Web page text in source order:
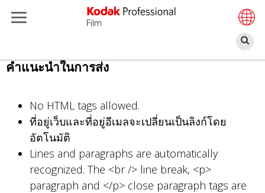
ข้าม
เนื้อหา
หลัก
Film
ค้
คำแนะนำในการส่ง
No HTML tags allowed.
ที่อยู่เว็บและที่อยู่อีเมลจะเปลี่ยนเป็นลิงก์โดย
อัตโนมัติ
Lines and paragraphs are automatically
recognized. The <br /> line break, <p>
paragraph and </p> close paragraph tags are